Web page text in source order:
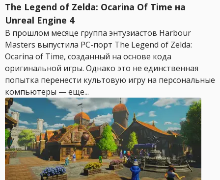
The Legend of Zelda: Ocarina Of Time на
Unreal Engine 4
В прошлом месяце группа энтузиастов Harbour
Masters выпустила PC-порт The Legend of Zelda:
Ocarina of Time, созданный на основе кода
оригинальной игры. Однако это не единственная
попытка перенести культовую игру на персональные
компьютеры — еще...